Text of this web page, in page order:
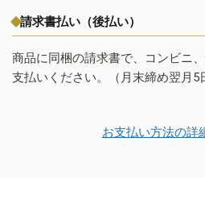
請求書払い（後払い）
商品に同梱の請求書で、コンビニ
支払いください。（月末締め翌月5
お支払い方法の詳